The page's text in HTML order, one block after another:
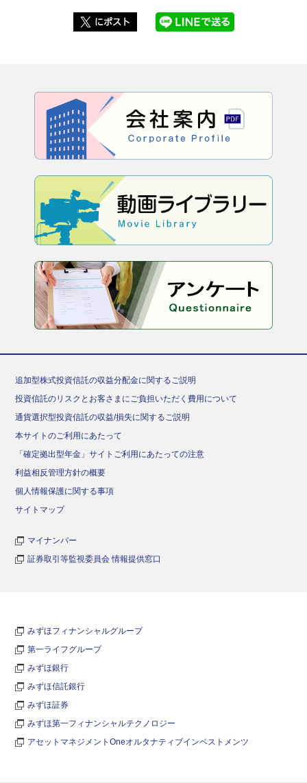
追加型株式投資信託の収益分配金に関するご説明
投資信託のリスクとお客さまにご負担いただく費用について
通貨選択型投資信託の収益/損失に関するご説明
本サイトのご利用にあたって
「確定拠出型年金」サイトご利用にあたっての注意
利益相反管理方針の概要
個人情報保護に関する事項
サイトマップ
マイナンバー
証券取引等監視委員会 情報提供窓口
みずほフィナンシャルグループ
第一ライフグループ
みずほ銀行
みずほ信託銀行
みずほ証券
みずほ第一フィナンシャルテクノロジー
アセットマネジメントOneオルタナティブインベストメンツ